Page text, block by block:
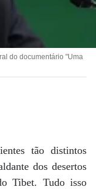
do documentário "Uma
tão distintos
dos desertos
Tibet. Tudo isso